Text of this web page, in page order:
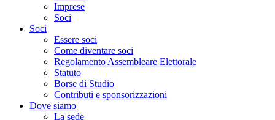
Imprese
Soci
Soci
Essere soci
Come diventare soci
Regolamento Assembleare Elettorale
Statuto
Borse di Studio
Contributi e sponsorizzazioni
Dove siamo
La sede